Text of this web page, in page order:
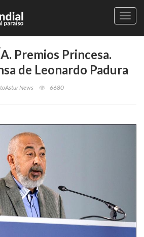
Premios Princesa.
de Leonardo Padura
News 6680